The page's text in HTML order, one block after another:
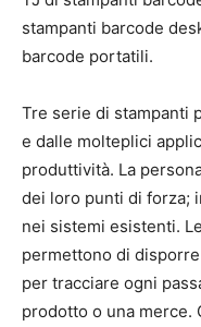
stampanti barcode
barcode portatili.
Tre serie di stampanti
e dalle molteplici
produttività. La
dei loro punti di forza;
nei sistemi esistenti.
permettono di
per tracciare ogni
prodotto o una merce.